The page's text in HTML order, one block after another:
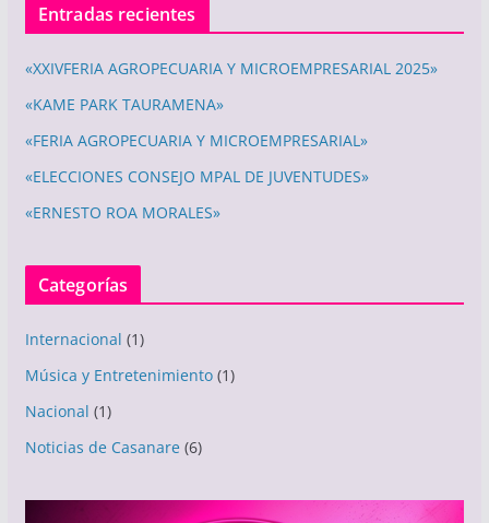
Entradas recientes
«XXIVFERIA AGROPECUARIA Y MICROEMPRESARIAL 2025»
«KAME PARK TAURAMENA»
«FERIA AGROPECUARIA Y MICROEMPRESARIAL»
«ELECCIONES CONSEJO MPAL DE JUVENTUDES»
«ERNESTO ROA MORALES»
Categorías
Internacional (1)
Música y Entretenimiento(1)
Nacional (1)
Noticias de Casanare(6)